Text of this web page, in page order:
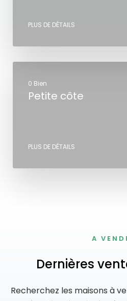
PLUS DE DÉTAILS
0 Bien
Petite côte
PLUS DE DÉTAILS
A
Dernières
Recherchez les maisons à